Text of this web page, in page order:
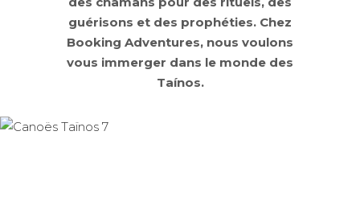
guérisons et des prophéties. Chez
Booking Adventures, nous voulons
vous immerger dans le monde des
Taínos.